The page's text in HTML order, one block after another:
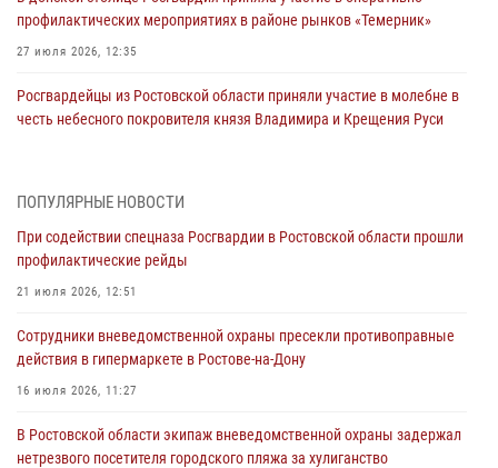
профилактических мероприятиях в районе рынков «Темерник»
27 июля 2026, 12:35
Росгвардейцы из Ростовской области приняли участие в молебне в
честь небесного покровителя князя Владимира и Крещения Руси
При содействии спецназа Росгвардии в Ростовской области прошли
21 июля 2026, 12:51
В Ростовской области экипаж вневедомственной охраны задержал
17 июля 2026, 07:24
Сотрудники вневедомственной охраны пресекли противоправные
ПОПУЛЯРНЫЕ НОВОСТИ
При содействии спецназа Росгвардии в Ростовской области прошли
профилактические рейды
21 июля 2026, 12:51
Сотрудники вневедомственной охраны пресекли противоправные
действия в гипермаркете в Ростове-на-Дону
16 июля 2026, 11:27
В Ростовской области экипаж вневедомственной охраны задержал
нетрезвого посетителя городского пляжа за хулиганство